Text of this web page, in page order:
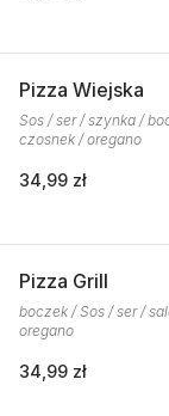
Pizza Wiejska
Sos / ser / szynka /
czosnek / oregano
34,99 zł
Pizza Grill
boczek / Sos / ser /
oregano
34,99 zł